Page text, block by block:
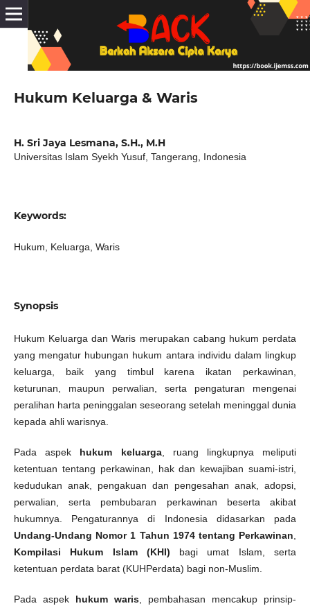
Hukum Keluarga & Waris
H. Sri Jaya Lesmana, S.H., M.H
Universitas Islam Syekh Yusuf, Tangerang, Indonesia
Keywords:
Hukum, Keluarga, Waris
Synopsis
Hukum Keluarga dan Waris merupakan cabang hukum perdata
yang mengatur hubungan hukum antara individu dalam lingkup
keluarga, baik yang timbul karena ikatan perkawinan,
keturunan, maupun perwalian, serta pengaturan mengenai
peralihan harta peninggalan seseorang setelah meninggal dunia
kepada ahli warisnya.
Pada aspek hukum keluarga, ruang lingkupnya meliputi
ketentuan tentang perkawinan, hak dan kewajiban suami-istri,
kedudukan anak, pengakuan dan pengesahan anak, adopsi,
perwalian, serta pembubaran perkawinan beserta akibat
hukumnya. Pengaturannya di Indonesia didasarkan pada
Undang-Undang Nomor 1 Tahun 1974 tentang Perkawinan
Kompilasi Hukum Islam (KHI) bagi umat Islam, serta
ketentuan perdata barat (KUHPerdata) bagi non-Muslim.
Pada aspek hukum waris , pembahasan mencakup prinsip-